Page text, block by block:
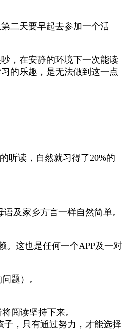
二天要早起去参加一个活
，在安静的环境下一次能读
的乐趣，是无法做到这一点
听读，自然就习得了20%的
及家乡方言一样自然简单。
。这也是任何一个APP及一对
题）。
阅读坚持下来。
，只有通过努力，才能选择